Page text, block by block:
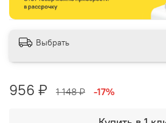
956 ₽ 1 148 ₽ -17%
Выбрать